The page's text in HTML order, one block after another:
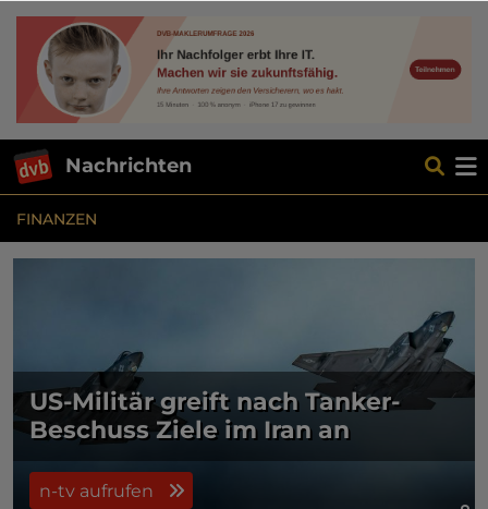
Nachrichten
FINANZEN
US-Militär greift nach Tanker-
Beschuss Ziele im Iran an
n-tv aufrufen